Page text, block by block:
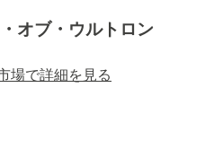
オブ・ウルトロン
場で詳細を見る